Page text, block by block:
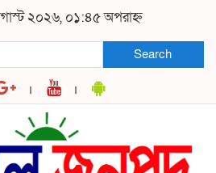
২০২৬, ০১:৪৫ অপরাহ্ন
Search